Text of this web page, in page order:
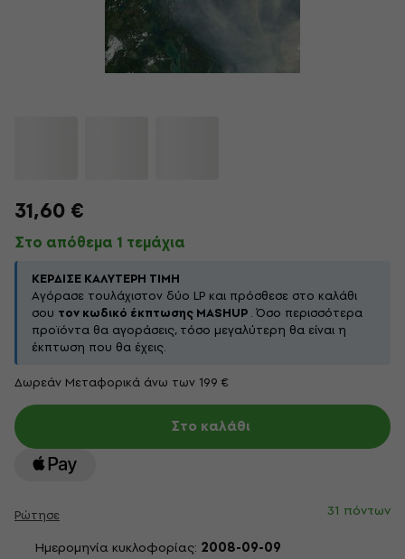
31,60 €
Στο απόθεμα 1 τεμάχια
ΚΈΡΔΙΣΕ ΚΑΛΎΤΕΡΗ ΤΙΜΉ
Αγόρασε τουλάχιστον δύο LP και πρόσθεσε στο καλάθι
σου τον κωδικό έκπτωσης MASHUP. Όσο περισσότερα
προϊόντα θα αγοράσεις, τόσο μεγαλύτερη θα είναι η
έκπτωση που θα έχεις.
Δωρεάν Μεταφορικά άνω των 199 €
Στο καλάθι
Ρώτησε
31 πόντων
Ημερομηνία κυκλοφορίας: 2008-09-09